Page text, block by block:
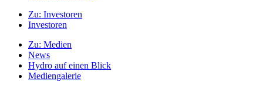
Zu: Investoren
Investoren
Zu: Medien
News
Hydro auf einen Blick
Mediengalerie